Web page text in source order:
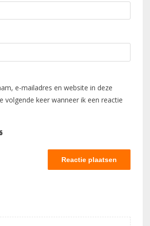
e-mailadres en website in deze
volgende keer wanneer ik een reactie